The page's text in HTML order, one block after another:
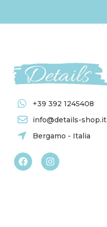
+39 392 1245408
info@details-shop.it
Bergamo - Italia